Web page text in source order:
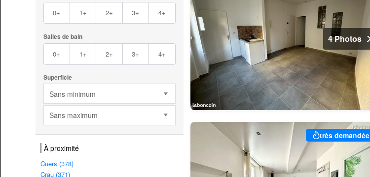
0+ 1+ 2+ 3+ 4+
Salles de bain
0+ 1+ 2+ 3+ 4+
Superficie
Sans minimum
Sans maximum
À proximité
Cuers (378)
Crau (371)
4 Photos
très demandée